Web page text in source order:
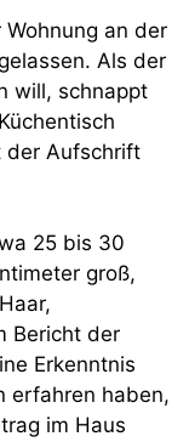
an der
Als der
will, schnappt
der Aufschrift
25 bis 30
groß,
Bericht der
Erkenntnis
erfahren haben,
im Haus